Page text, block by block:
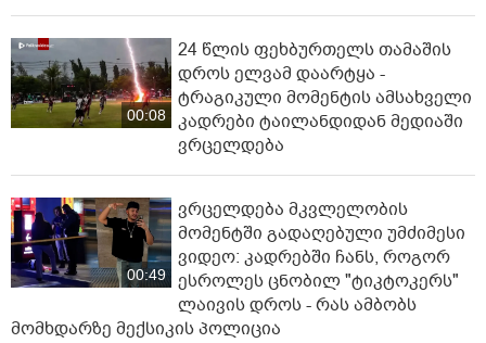
00:08
24 წლის ფეხბურთელს თამაშის
დროს ელვამ დაარტყა -
ტრაგიკული მომენტის ამსახველი
კადრები ტაილანდიდან მედიაში
ვრცელდება
00:49
ვრცელდება მკვლელობის
მომენტში გადაღებული უმძიმესი
ვიდეო: კადრებში ჩანს, როგორ
ესროლეს ცნობილ "ტიკტოკერს"
ლაივის დროს - რას ამბობს
მომხდარზე მექსიკის პოლიცია